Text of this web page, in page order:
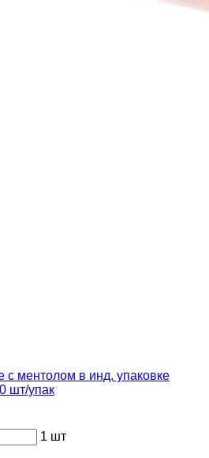
с ментолом в инд. упаковке
шт/упак
1 шт